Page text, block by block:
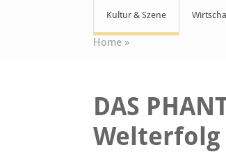
Kultur & Szene
Home »
DAS